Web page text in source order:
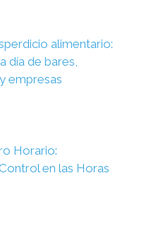
alimentario:
día de bares,
empresas
Horario:
en las Horas